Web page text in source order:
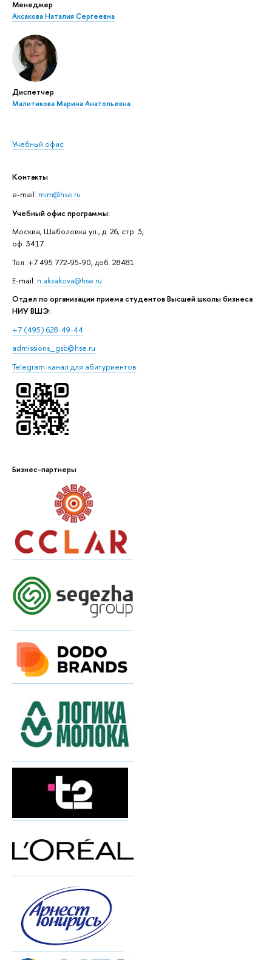
Менеджер
Аксакова Наталия Сергеевна
Диспетчер
Малитикова Марина Анатольевна
Учебный офис
Контакты
e-mail: mim@hse.ru
Учебный офис программы:
Москва, Шаболовка ул., д. 26, стр. 3,
оф. 3417
Тел: +7 495 772-95-90, доб. 28481
E-mail: n.aksakova@hse.ru
Отдел по организации приема студентов Высшей школы бизнеса
НИУ ВШЭ:
+7 (495) 628-49-44
admissions_gsb@hse.ru
Telegram-канал для абитуриентов
Бизнес-партнеры